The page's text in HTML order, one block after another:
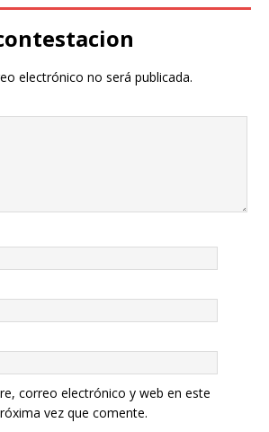
electrónico no será publicada.
correo electrónico y web en este
vez que comente.